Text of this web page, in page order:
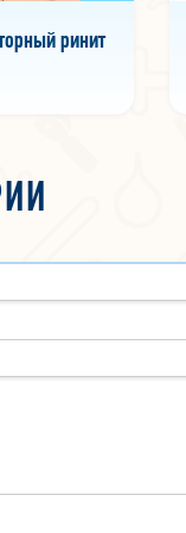
ринит